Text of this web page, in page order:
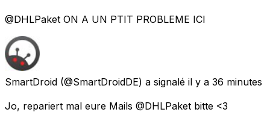
@DHLPaket ON A UN PTIT PROBLEME ICI
SmartDroid (@SmartDroidDE) a signalé il y a 36 minutes
Jo, repariert mal eure Mails @DHLPaket bitte <3